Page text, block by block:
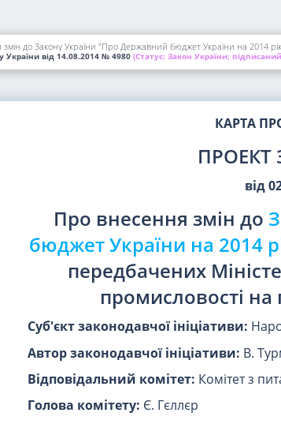
до Закону України "Про Державний бюджет України на 2014 рік"
України від 14.08.2014 № 4980 (Статус: Закон України;
КАРТА
ПРОЕКТ
від
Про внесення змін до
бюджет України на 2014
передбачених
промисловості на
Суб'єкт законодавчої ініціативи:
Автор законодавчої ініціативи: В.
Відповідальний комітет: Комітет з
Голова комітету: Є. Гєллєр